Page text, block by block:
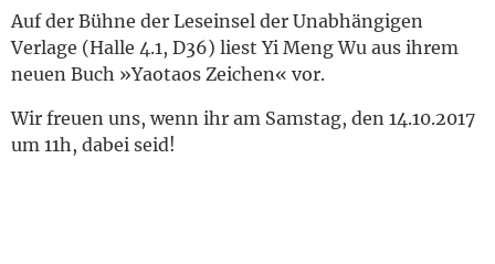
Auf der Bühne der Leseinsel der Unabhängigen
Verlage (Halle 4.1, D36) liest Yi Meng Wu aus ihrem
neuen Buch »Yaotaos Zeichen« vor.
Wir freuen uns, wenn ihr am Samstag, den 14.10.2017
um 11h, dabei seid!